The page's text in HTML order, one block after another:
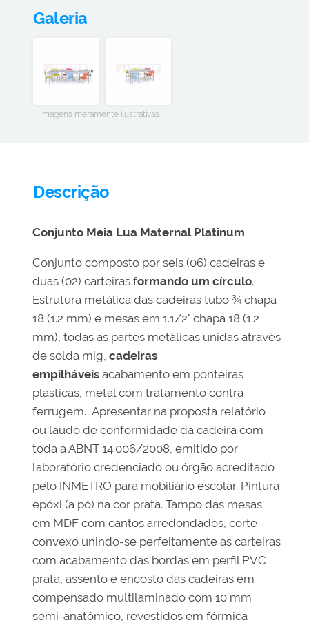
Galeria
Imagens meramente ilustrativas.
Descrição
Conjunto Meia Lua Maternal Platinum
Conjunto composto por seis (06) cadeiras e
duas (02) carteiras formando um círculo.
Estrutura metálica das cadeiras tubo ¾ chapa
18 (1.2 mm) e mesas em 1.1/2" chapa 18 (1.2
mm), todas as partes metálicas unidas através
de solda mig,cadeiras
empilháveis acabamento em ponteiras
plásticas, metal com tratamento contra
ferrugem. Apresentar na proposta relatório
ou laudo de conformidade da cadeira com
toda a ABNT 14.006/2008, emitido por
laboratório credenciado ou órgão acreditado
pelo INMETRO para mobiliário escolar. Pintura
epóxi (a pó) na cor prata. Tampo das mesas
em MDF com cantos arredondados, corte
convexo unindo-se perfeitamente as carteiras
com acabamento das bordas em perfil PVC
prata, assento e encosto das cadeiras em
compensado multilaminado com 10 mm
semi-anatômico, revestidos em fórmica